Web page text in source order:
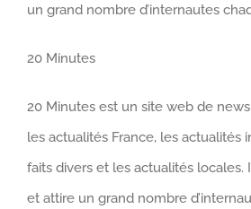
un grand nombre d’internautes
20 Minutes
20 Minutes est un site web de
les actualités France, les actualités
faits divers et les actualités locales.
et attire un grand nombre